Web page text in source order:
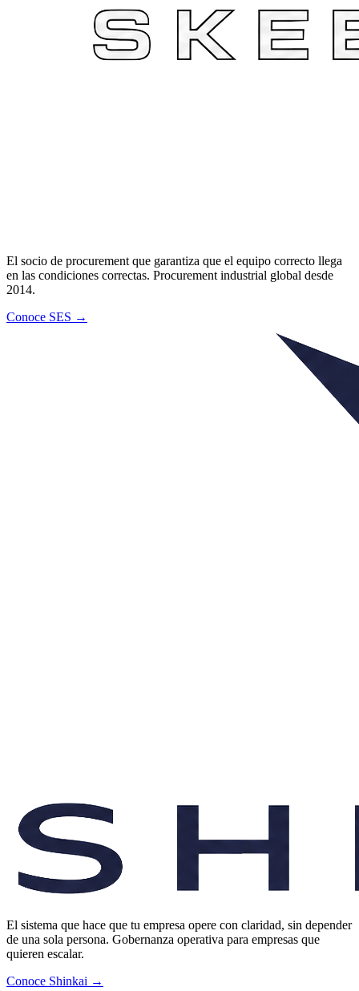
El socio de procurement que garantiza que el equipo correcto llega
en las condiciones correctas. Procurement industrial global desde
2014.
Conoce SES →
El sistema que hace que tu empresa opere con claridad, sin depender
de una sola persona. Gobernanza operativa para empresas que
quieren escalar.
Conoce Shinkai →